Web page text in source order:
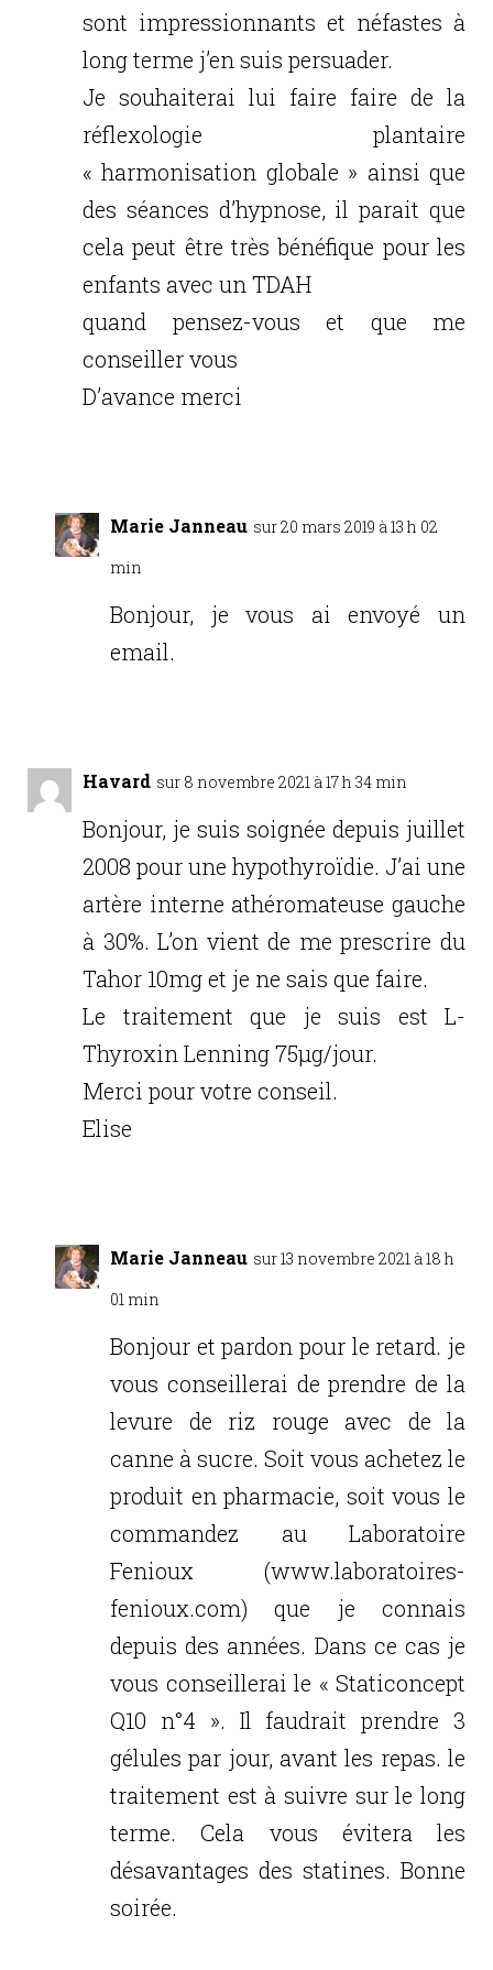
sont impressionnants et néfastes à
long terme j’en suis persuader.
Je souhaiterai lui faire faire de la
réflexologie plantaire
« harmonisation globale » ainsi que
des séances d’hypnose, il parait que
cela peut être très bénéfique pour les
enfants avec un TDAH
quand pensez-vous et que me
conseiller vous
D’avance merci
Marie Janneau sur 20 mars 2019 à 13 h 02
min
Bonjour, je vous ai envoyé un
email.
Havard sur 8 novembre 2021 à 17 h 34 min
Bonjour, je suis soignée depuis juillet
2008 pour une hypothyroïdie. J’ai une
artère interne athéromateuse gauche
à 30%. L’on vient de me prescrire du
Tahor 10mg et je ne sais que faire.
Le traitement que je suis est L-
Thyroxin Lenning 75µg/jour.
Merci pour votre conseil.
Elise
Marie Janneau sur 13 novembre 2021 à 18 h
01 min
Bonjour et pardon pour le retard. je
vous conseillerai de prendre de la
levure de riz rouge avec de la
canne à sucre. Soit vous achetez le
produit en pharmacie, soit vous le
commandez au Laboratoire
Fenioux (www.laboratoires-
fenioux.com) que je connais
depuis des années. Dans ce cas je
vous conseillerai le « Staticoncept
Q10 n°4 ». Il faudrait prendre 3
gélules par jour, avant les repas. le
traitement est à suivre sur le long
terme. Cela vous évitera les
désavantages des statines. Bonne
soirée.